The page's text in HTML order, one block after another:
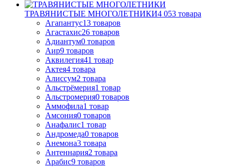
ТРАВЯНИСТЫЕ МНОГОЛЕТНИКИ4 053 товара
Агапантус13 товаров
Агастахис26 товаров
Адиантум0 товаров
Аир9 товаров
Аквилегия41 товар
Актея4 товара
Алиссум2 товара
Альстрёмерия1 товар
Альстромерия0 товаров
Аммофила1 товар
Амсония0 товаров
Анафалис1 товар
Андромеда0 товаров
Анемона3 товара
Антеннария2 товара
Арабис9 товаров